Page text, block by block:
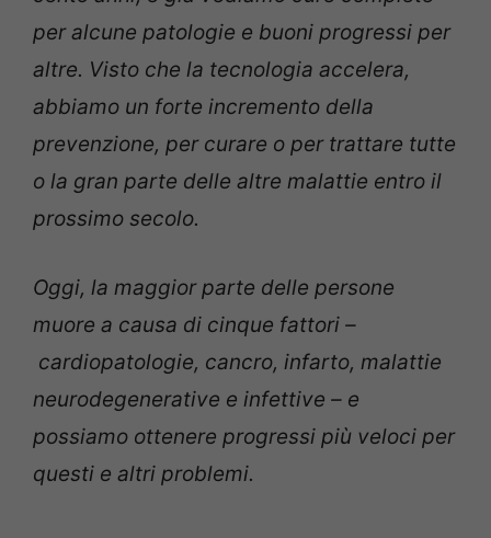
per alcune patologie e buoni progressi per
altre. Visto che la tecnologia accelera,
abbiamo un forte incremento della
prevenzione, per curare o per trattare tutte
o la gran parte delle altre malattie entro il
prossimo secolo.
Oggi, la maggior parte delle persone
muore a causa di cinque fattori –
cardiopatologie, cancro, infarto, malattie
neurodegenerative e infettive – e
possiamo ottenere progressi più veloci per
questi e altri problemi.